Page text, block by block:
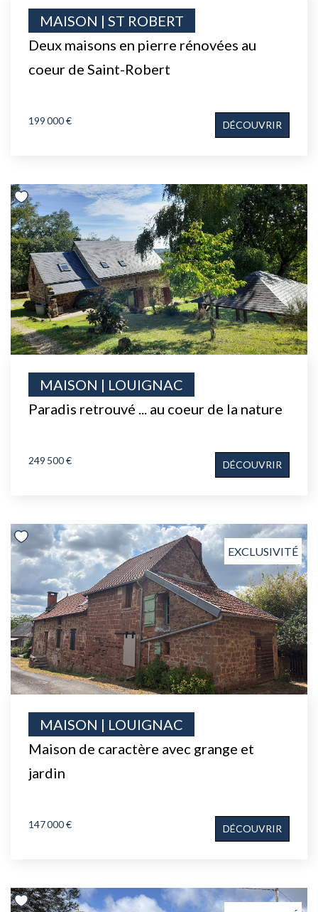
Deux maisons en pierre rénovées au
coeur de Saint-Robert
MAISON | ST ROBERT
199 000 € DÉCOUVRIR
Paradis retrouvé ... au coeur de la nature
MAISON | LOUIGNAC
249 500 € DÉCOUVRIR
EXCLUSIVITÉ
Maison de caractère avec grange et
jardin
MAISON | LOUIGNAC
147 000 € DÉCOUVRIR